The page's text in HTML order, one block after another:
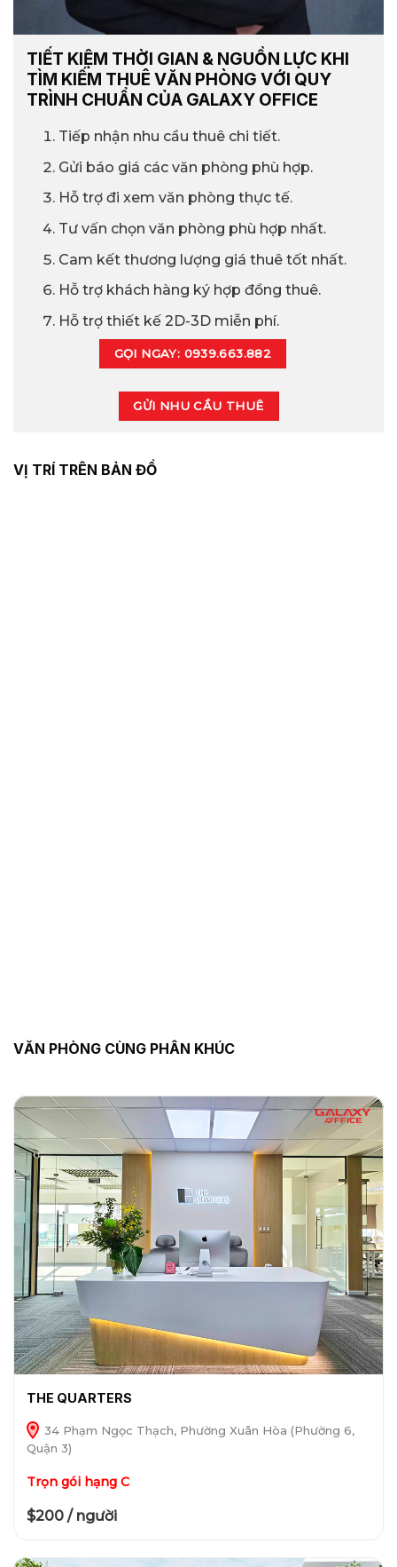
TIẾT KIỆM THỜI GIAN & NGUỒN LỰC KHI
TÌM KIẾM THUÊ VĂN PHÒNG VỚI QUY
TRÌNH CHUẨN CỦA GALAXY OFFICE
Tiếp nhận nhu cầu thuê chi tiết.
Gửi báo giá các văn phòng phù hợp.
Hỗ trợ đi xem văn phòng thực tế.
Tư vấn chọn văn phòng phù hợp nhất.
Cam kết thương lượng giá thuê tốt nhất.
Hỗ trợ khách hàng ký hợp đồng thuê.
Hỗ trợ thiết kế 2D-3D miễn phí.
GỌI NGAY: 0939.663.882
GỬI NHU CẦU THUÊ
VỊ TRÍ TRÊN BẢN ĐỒ
VĂN PHÒNG CÙNG PHÂN KHÚC
THE QUARTERS
34 Phạm Ngọc Thạch, Phường Xuân Hòa (Phường 6,
Quận 3)
Trọn gói hạng C
$200 / người